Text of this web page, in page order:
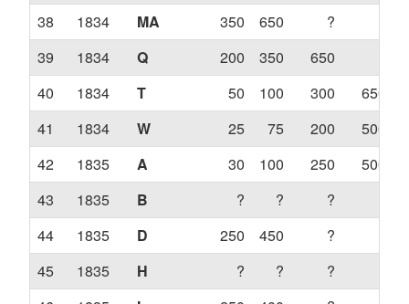
38
1834 MA 350 650 ?
39
1834 Q 200 350 650
40
1834 T 50 100 300
650
41
1834 W 25 75 200
500
42
1835 A 30 100 250
500
43
1835 B ? ? ?
44
1835 D 250 450 ?
45
1835 H ? ? ?